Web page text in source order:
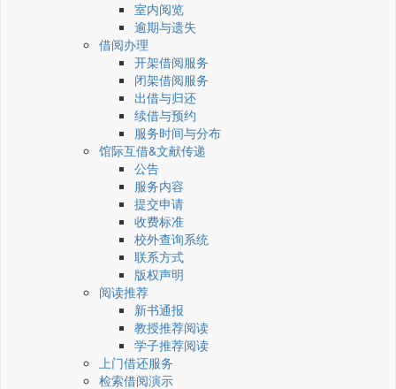
室内阅览
逾期与遗失
借阅办理
开架借阅服务
闭架借阅服务
出借与归还
续借与预约
服务时间与分布
馆际互借&文献传递
公告
服务内容
提交申请
收费标准
校外查询系统
联系方式
版权声明
阅读推荐
新书通报
教授推荐阅读
学子推荐阅读
上门借还服务
检索借阅演示